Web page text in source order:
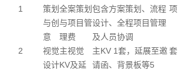
1
策划
与创
意
全案策划
与项目管
理费
包含方案策划、流程
设计、全程项目管理
及人员协调
项
2
视觉
设计
主视觉
KV及延
主KV 1套，延展至邀
请函、背景板等5
套